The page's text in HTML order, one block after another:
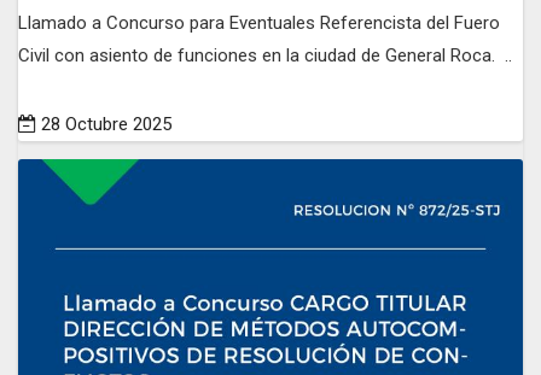
Llamado a Concurso para Eventuales Referencista del Fuero
Civil con asiento de funciones en la ciudad de General Roca. ..
28 Octubre 2025